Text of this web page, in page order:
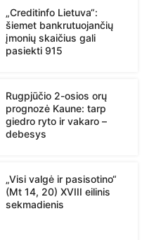
„Creditinfo Lietuva“:
šiemet bankrutuojančių
įmonių skaičius gali
pasiekti 915
Rugpjūčio 2-osios orų
prognozė Kaune: tarp
giedro ryto ir vakaro –
debesys
„Visi valgė ir pasisotino“
(Mt 14, 20) XVIII eilinis
sekmadienis